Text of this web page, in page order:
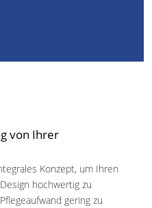
von Ihrer
Konzept, um Ihren
hochwertig zu
gering zu